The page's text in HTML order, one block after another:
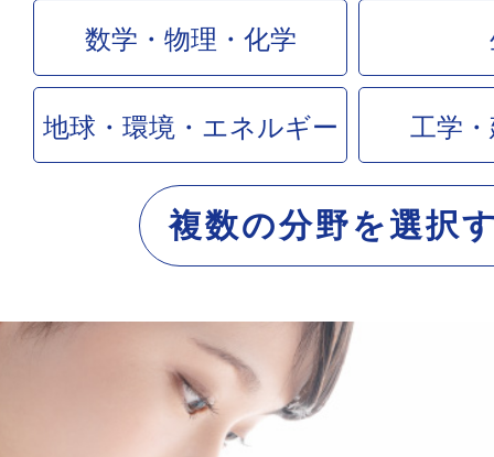
数学・物理・化学
地球・環境・エネルギー 工学
複数の分野を選択